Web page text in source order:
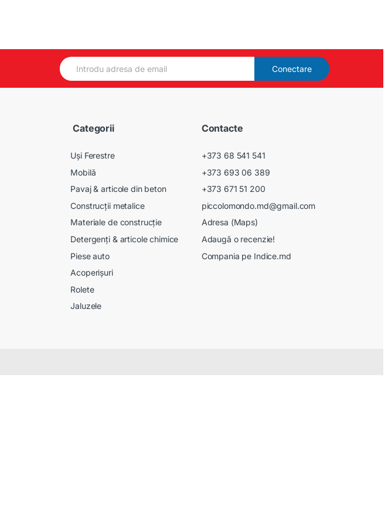
E
m
Conectare
Categorii
Uși Ferestre
Mobilă
Pavaj & articole din beton
Construcții metalice
Materiale de construcție
Detergenți & articole chimice
Piese auto
Acoperișuri
Rolete
Jaluzele
Contacte
+373 68 541 541
+373 693 06 389
+373 671 51 200
piccolomondo.md@gmail.com
Adresa (Maps)
Adaugă o recenzie!
Compania pe Indice.md